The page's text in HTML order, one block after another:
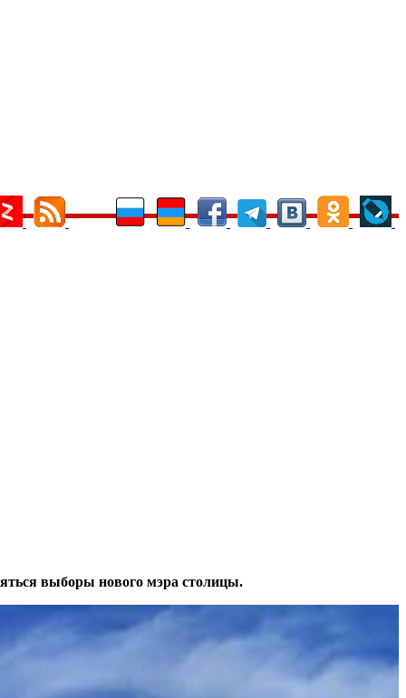
выборы нового мэра столицы.